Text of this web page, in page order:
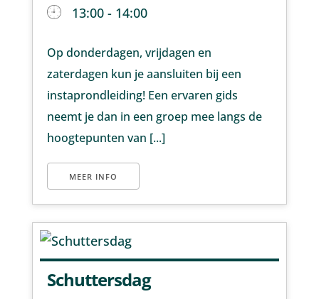
13:00 - 14:00
Op donderdagen, vrijdagen en
zaterdagen kun je aansluiten bij een
instaprondleiding! Een ervaren gids
neemt je dan in een groep mee langs de
hoogtepunten van [...]
MEER INFO
Schuttersdag